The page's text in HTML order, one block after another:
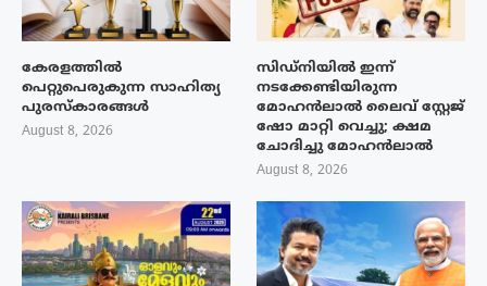
കേരളത്തിൽ
പെറ്റുപെരുകുന്ന സാഹിത്യ
പുരസ്‌കാരങ്ങൾ
August 8, 2026
സിഡ്നിയിൽ ഇന്ന്
നടക്കേണ്ടിയിരുന്ന
മോഹൻലാൽ ലൈവ് സ്റ്റേജ്
ഷോ മാറ്റി വെച്ചു; ക്ഷമ
ചോദിച്ചു മോഹൻലാൽ
August 8, 2026